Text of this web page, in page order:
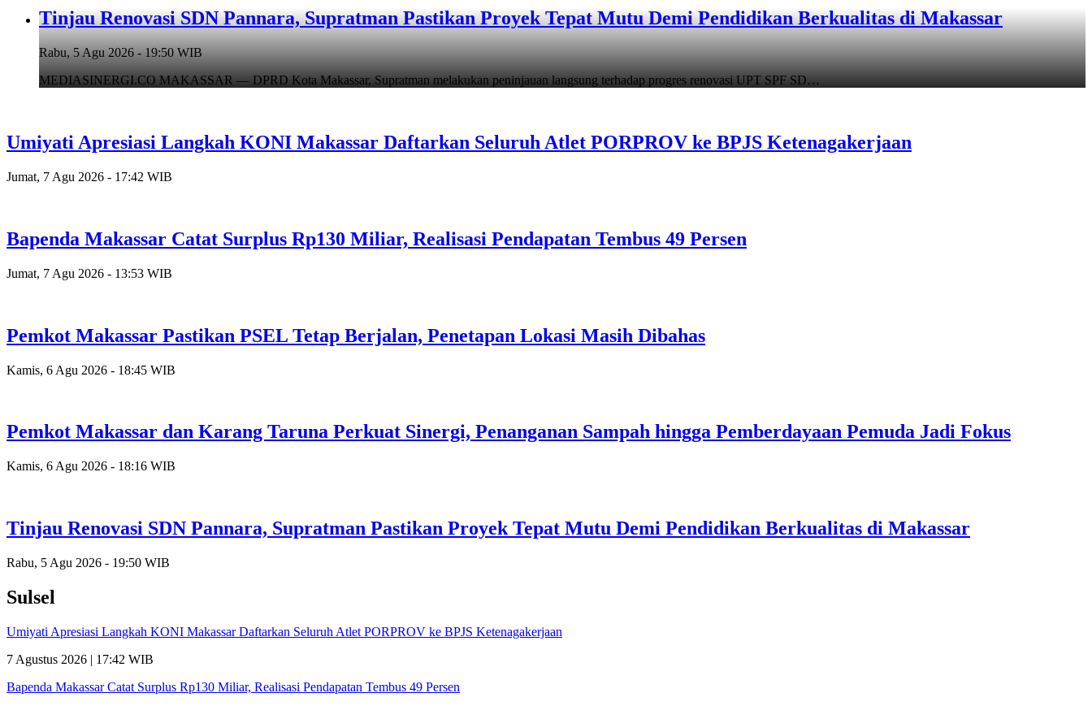
Tinjau Renovasi SDN Pannara, Supratman Pastikan Proyek Tepat Mutu Demi Pendidikan Berkualitas di Makassar
Rabu, 5 Agu 2026 - 19:50 WIB
MEDIASINERGI.CO MAKASSAR — DPRD Kota Makassar, Supratman melakukan peninjauan langsung terhadap progres renovasi UPT SPF SD…
Umiyati Apresiasi Langkah KONI Makassar Daftarkan Seluruh Atlet PORPROV ke BPJS Ketenagakerjaan
Jumat, 7 Agu 2026 - 17:42 WIB
Bapenda Makassar Catat Surplus Rp130 Miliar, Realisasi Pendapatan Tembus 49 Persen
Jumat, 7 Agu 2026 - 13:53 WIB
Pemkot Makassar Pastikan PSEL Tetap Berjalan, Penetapan Lokasi Masih Dibahas
Kamis, 6 Agu 2026 - 18:45 WIB
Pemkot Makassar dan Karang Taruna Perkuat Sinergi, Penanganan Sampah hingga Pemberdayaan Pemuda Jadi Fokus
Kamis, 6 Agu 2026 - 18:16 WIB
Tinjau Renovasi SDN Pannara, Supratman Pastikan Proyek Tepat Mutu Demi Pendidikan Berkualitas di Makassar
Rabu, 5 Agu 2026 - 19:50 WIB
Sulsel
Umiyati Apresiasi Langkah KONI Makassar Daftarkan Seluruh Atlet PORPROV ke BPJS Ketenagakerjaan
7 Agustus 2026 | 17:42 WIB
Bapenda Makassar Catat Surplus Rp130 Miliar, Realisasi Pendapatan Tembus 49 Persen